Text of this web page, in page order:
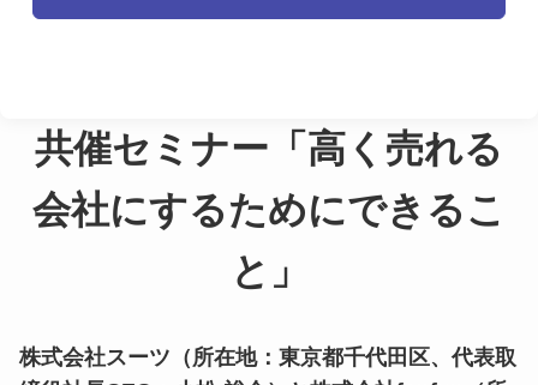
共催セミナー「高く売れる
会社にするためにできるこ
と」
株式会社スーツ（所在地：東京都千代田区、代表取